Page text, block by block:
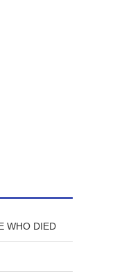
WHO DIED